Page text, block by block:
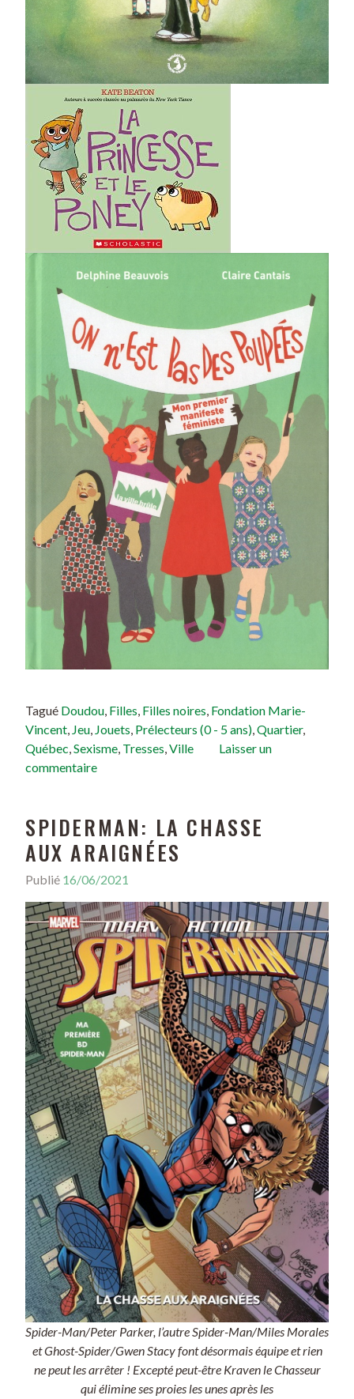
Tagué Doudou Filles Filles noires Fondation Marie-
Vincent Jeu Jouets Prélecteurs (0 - 5 ans) Quartier,
Québec Sexisme Tresses Ville
Laisser un
commentaire
SPIDERMAN: LA CHASSE
AUX ARAIGNÉES
Publié 16/06/2021
Spider-Man/Peter Parker, l’autre Spider-Man/Miles Morales
et Ghost-Spider/Gwen Stacy font désormais équipe et rien
ne peut les arrêter ! Excepté peut-être Kraven le Chasseur
qui élimine ses proies les unes après les